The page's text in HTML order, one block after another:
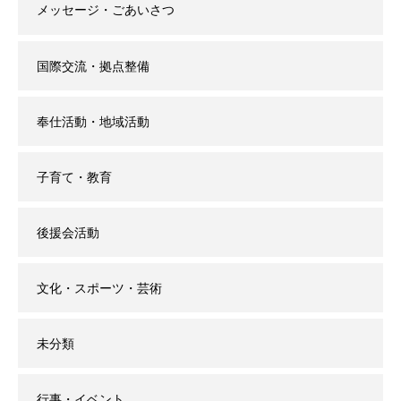
メッセージ・ごあいさつ
国際交流・拠点整備
奉仕活動・地域活動
子育て・教育
後援会活動
文化・スポーツ・芸術
未分類